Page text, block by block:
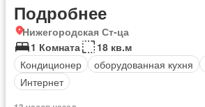
Подробнее
Нижегородская Ст-ца
1 Комната
18 кв.м
Кондиционер
оборудованная кухня
Интернет